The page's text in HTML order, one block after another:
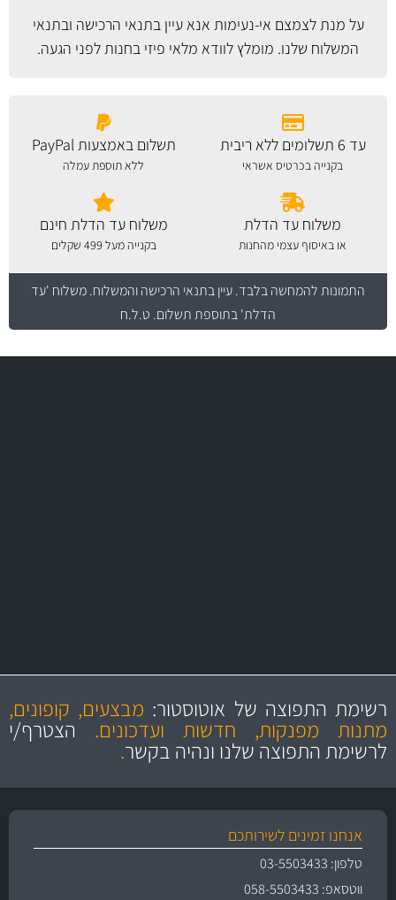
על מנת לצמצם אי-נעימות אנא עייןבתנאי הרכישה ובתנאי
המשלוח שלנו. מומלץ לוודא מלאי פיזי בחנות לפני הגעה.
עד 6 תשלומים ללא ריבית
בקנייה בכרטיס אשראי
תשלום באמצעות PayPal
ללא תוספת עמלה
משלוח עד הדלת
או באיסוף עצמי מהחנות
משלוח עד הדלת חינם
בקנייה מעל 499 שקלים
התמונות להמחשה בלבד.עיין בתנאי הרכישה והמשלוח. משלוח 'עד
הדלת' בתוספת תשלום. ט.ל.ח
מקצועיות
ושירות מצויין
מחירים
הוגנים
והיצע מוצרים איכותירשימת התפוצה של אוטוסטור: מבצעים, קופונים,
מתנות מפנקות, חדשות ועדכונים.הצטרף/י
לרשימת התפוצה שלנו ונהיה בקשר.
אנחנו זמינים לשירותכם
טלפון: 03-5503433
ווטסאפ: 058-5503433